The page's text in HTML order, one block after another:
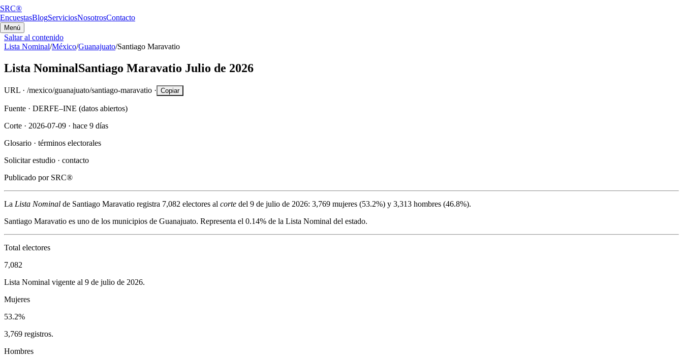
SRC®
EncuestasBlogServiciosNosotrosContacto
Menú
Saltar al contenido
Lista Nominal/México/Guanajuato/Santiago Maravatio
Lista NominalSantiago Maravatio Julio de 2026
URL · /mexico/guanajuato/santiago-maravatio · Copiar
Fuente · DERFE–INE (datos abiertos)
Corte · 2026-07-09 · hace 9 días
Glosario · términos electorales
Solicitar estudio · contacto
Publicado por SRC®
La Lista Nominal de Santiago Maravatio registra 7,082 electores al corte del 9 de julio de 2026: 3,769 mujeres (53.2%) y 3,313 hombres (46.8%).
Santiago Maravatio es uno de los municipios de Guanajuato. Representa el 0.14% de la Lista Nominal del estado.
Total electores
7,082
Lista Nominal vigente al 9 de julio de 2026.
Mujeres
53.2%
3,769 registros.
Hombres